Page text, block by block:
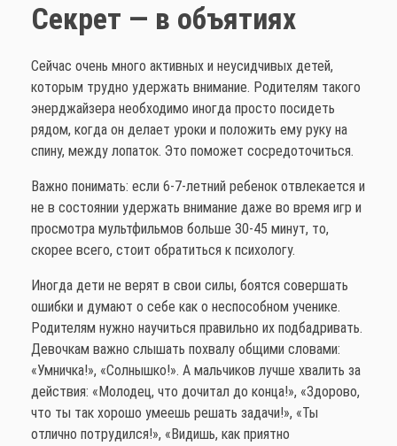
Секрет — в объятиях
Сейчас очень много активных и неусидчивых детей,
которым трудно удержать внимание. Родителям такого
энерджайзера необходимо иногда просто посидеть
рядом, когда он делает уроки и положить ему руку на
спину, между лопаток. Это поможет сосредоточиться.
Важно понимать: если 6-7-летний ребенок отвлекается и
не в состоянии удержать внимание даже во время игр и
просмотра мультфильмов больше 30-45 минут, то,
скорее всего, стоит обратиться к психологу.
Иногда дети не верят в свои силы, боятся совершать
ошибки и думают о себе как о неспособном ученике.
Родителям нужно научиться правильно их подбадривать.
Девочкам важно слышать похвалу общими словами:
«Умничка!», «Солнышко!». А мальчиков лучше хвалить за
действия: «Молодец, что дочитал до конца!», «Здорово,
что ты так хорошо умеешь решать задачи!», «Ты
отлично потрудился!», «Видишь, как приятно